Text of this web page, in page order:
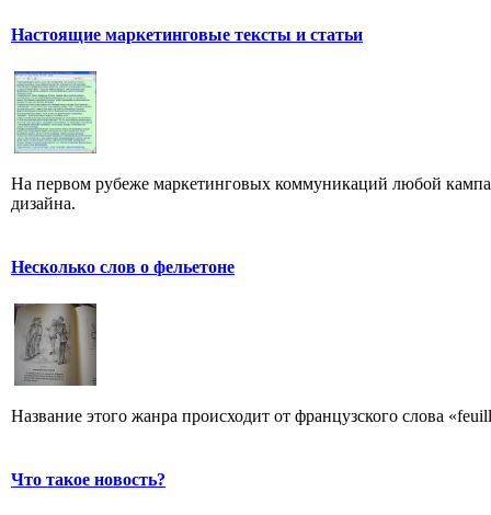
Настоящие маркетинговые тексты и статьи
На первом рубеже маркетинговых коммуникаций любой
дизайна.
Несколько слов о фельетоне
Название этого жанра происходит от французского слова
Что такое новость?